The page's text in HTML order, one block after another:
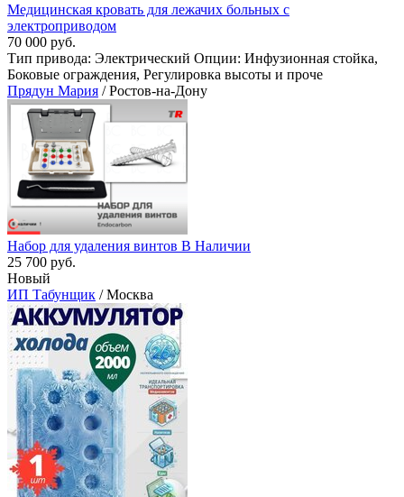
Медицинская кровать для лежачих больных с
электроприводом
70 000 руб.
Тип привода: Электрический Опции: Инфузионная стойка,
Боковые ограждения, Регулировка высоты и проче
Прядун Мария / Ростов-на-Дону
Набор для удаления винтов В Наличии
25 700 руб.
Новый
ИП Табунщик / Москва